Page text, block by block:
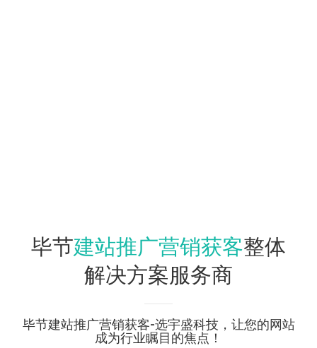
毕节建站推广营销获客整体
解决方案服务商
毕节建站推广营销获客-选宇盛科技，让您的网站
成为行业瞩目的焦点！